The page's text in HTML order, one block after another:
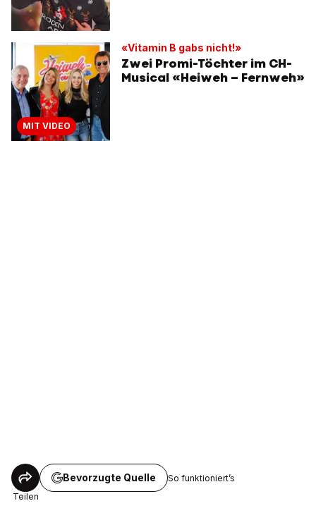
MIT VIDEO
«Vitamin B gabs nicht!»
Zwei Promi-Töchter im CH-
Musical «Heiweh – Fernweh»
Teilen
Bevorzugte Quelle So funktioniert’s